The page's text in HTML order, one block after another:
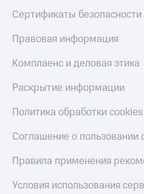
Сертификаты
Правовая информация
Комплаенс и деловая этика
Раскрытие информации
Политика обработки cookies
Соглашение о пользовании
Правила применения
Условия использования